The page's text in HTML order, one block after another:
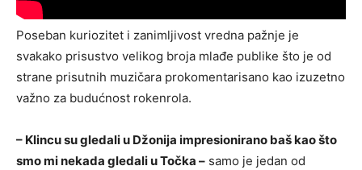
Poseban kuriozitet i zanimljivost vredna pažnje je
svakako prisustvo velikog broja mlađe publike što je od
strane prisutnih muzičara prokomentarisano kao izuzetno
važno za budućnost rokenrola.
– Klincu su gledali u Džonija impresionirano baš kao što
smo mi nekada gledali u Točka – samo je jedan od